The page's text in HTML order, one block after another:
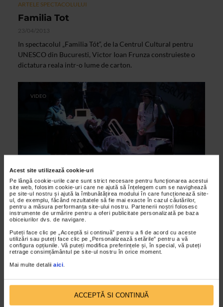
Acest site utilizează cookie-uri
Pe lângă cookie-urile care sunt strict necesare pentru funcționarea acestui
site web, folosim cookie-uri care ne ajută să înțelegem cum se navighează
pe site-ul nostru și ajută la îmbunătățirea modului în care funcționează site-
ul, de exemplu, făcând rezultatele să fie mai exacte în cazul căutărilor,
pentru a măsura performanța site-ului nostru. Partenerii noștri folosesc
instrumente de urmărire pentru a oferi publicitate personalizată pe baza
obiceiurilor dvs. de navigare.
Puteți face clic pe „Acceptă si continuă” pentru a fi de acord cu aceste
utilizări sau puteți face clic pe „Personalizează setările” pentru a vă
configura opțiunile. Vă puteți modifica preferințele și, în special, vă puteți
retrage consimțământul pe site-ul nostru în orice moment.
Mai multe detalii aici
ACCEPTĂ SI CONTINUĂ
ARTELE SPECTACOLULUI
Familia Tot
23/04/2013
In spectacolul „Familia Tót“, de la Centrul Cultural pentru
UNESCO din Bucuresti, Victor Ioan Frunza construieste o
dictatura reala intr-o lume de carton.
VIDEO
ARTELE SPECTACOLULUI
Ingeri in America – Perestroika
03/02/2012
In cadrul FNT 2012, spectacolul se joaca duminica, 28
octombrie, la orele 18.00, la Teatrul Metropolis. Durata
spectacolului este de 2h 45 min, cu pauza.